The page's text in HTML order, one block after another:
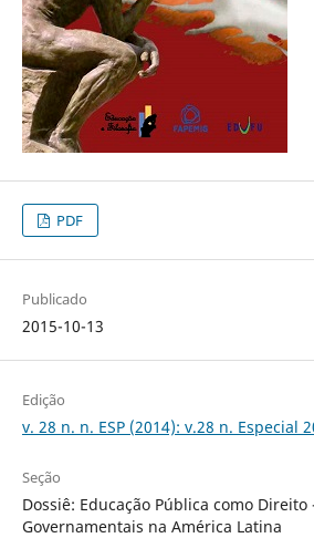
PDF
Publicado
2015-10-13
Edição
v. 28 n. n. ESP (2014): v.28 n. Especial
Seção
Dossiê: Educação Pública como Direito
Governamentais na América Latina